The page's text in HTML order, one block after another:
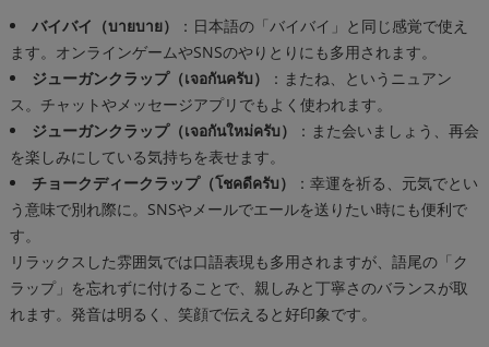
バイバイ（บายบาย）
：日本語の「バイバイ」と同じ感覚で使え
ます。オンラインゲームやSNSのやりとりにも多用されます。
ジューガンクラップ（เจอกันครับ）
：またね、というニュアン
ス。チャットやメッセージアプリでもよく使われます。
ジューガンクラップ（เจอกันใหม่ครับ）
：また会いましょう、再会
を楽しみにしている気持ちを表せます。
チョークディークラップ（โชคดีครับ）
：幸運を祈る、元気でとい
う意味で別れ際に。SNSやメールでエールを送りたい時にも便利で
す。
リラックスした雰囲気では口語表現も多用されますが、語尾の「ク
ラップ」を忘れずに付けることで、親しみと丁寧さのバランスが取
れます。発音は明るく、笑顔で伝えると好印象です。